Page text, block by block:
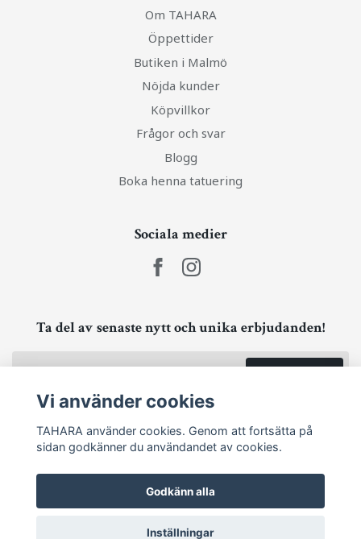
Om TAHARA
Öppettider
Butiken i Malmö
Nöjda kunder
Köpvillkor
Frågor och svar
Blogg
Boka henna tatuering
Sociala medier
Ta del av senaste nytt och unika erbjudanden!
Vi använder cookies
TAHARA använder cookies. Genom att fortsätta på
sidan godkänner du användandet av cookies.
Godkänn alla
Inställningar